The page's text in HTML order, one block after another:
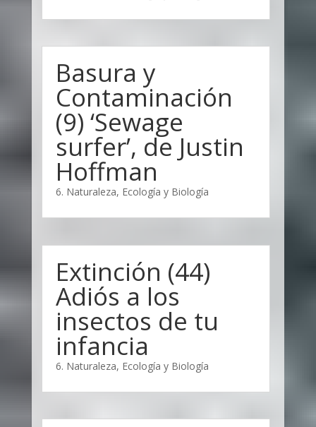
Basura y
Contaminación
(9) ‘Sewage
surfer’, de Justin
Hoffman
6. Naturaleza, Ecología y Biología
Extinción (44)
Adiós a los
insectos de tu
infancia
6. Naturaleza, Ecología y Biología